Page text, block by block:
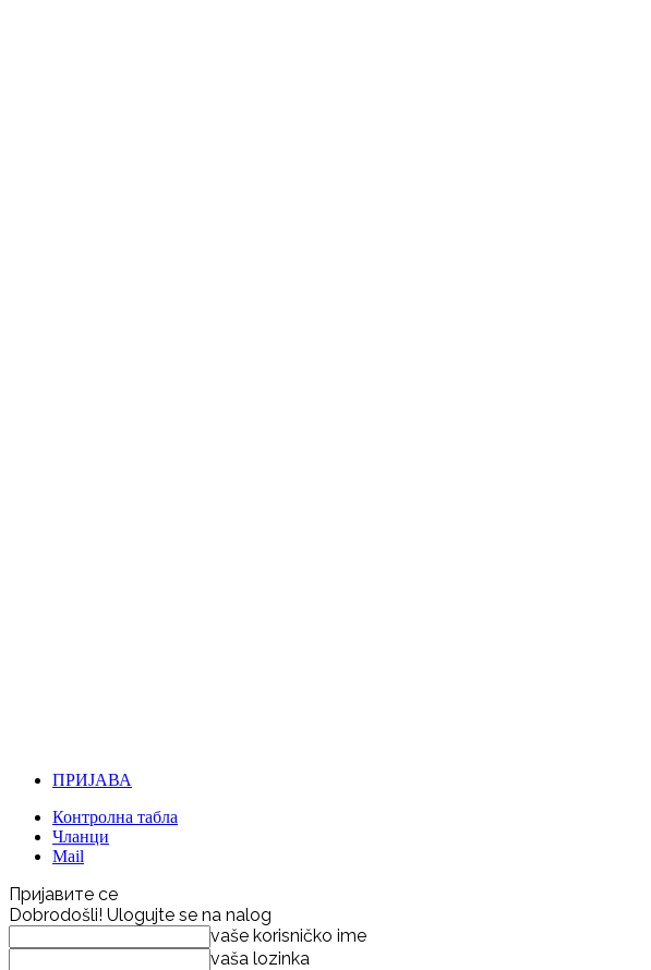
ПРИЈАВА
Контролна табла
Чланци
Mail
Пријавите се
Dobrodošli! Ulogujte se na nalog
vaše korisničko ime
vaša lozinka